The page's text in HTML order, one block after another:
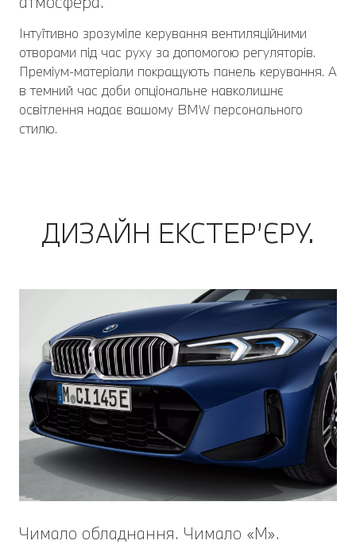
Інтуїтивно зрозуміле керування вентиляційними
отворами під час руху за допомогою регуляторів.
Преміум-матеріали покращують панель керування. А
в темний час доби опціональне навколишнє
освітлення надає вашому BMW персонального
стилю.
ДИЗАЙН ЕКСТЕР’ЄРУ.
Чимало обладнання. Чимало «M».